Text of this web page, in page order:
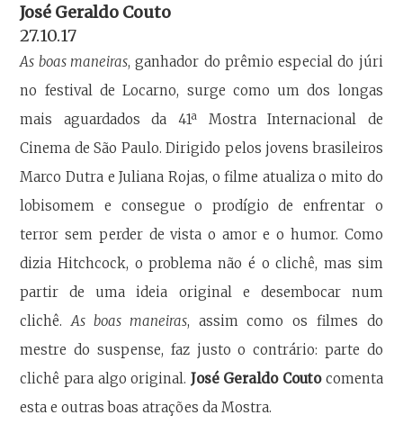
José Geraldo Couto
27.10.17
As boas maneiras, ganhador do prêmio especial do júri
no festival de Locarno, surge como um dos longas
mais aguardados da 41ª Mostra Internacional de
Cinema de São Paulo. Dirigido pelos jovens brasileiros
Marco Dutra e Juliana Rojas, o filme atualiza o mito do
lobisomem e consegue o prodígio de enfrentar o
terror sem perder de vista o amor e o humor. Como
dizia Hitchcock, o problema não é o clichê, mas sim
partir de uma ideia original e desembocar num
clichê.As boas maneiras, assim como os filmes do
mestre do suspense, faz justo o contrário: parte do
clichê para algo original. José Geraldo Couto comenta
esta e outras boas atrações da Mostra.